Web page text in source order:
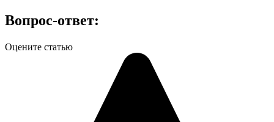
Вопрос-ответ:
Оцените статью